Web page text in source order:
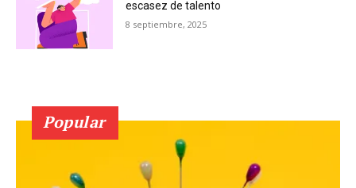
escasez de talento
8 septiembre, 2025
Popular